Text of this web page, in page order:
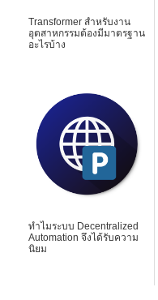
Transformer สำหรับงาน
อุตสาหกรรมต้องมีมาตรฐาน
อะไรบ้าง
ทำไมระบบ Decentralized
Automation จึงได้รับความ
นิยม